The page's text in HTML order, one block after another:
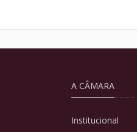
A CÂMARA
Institucional